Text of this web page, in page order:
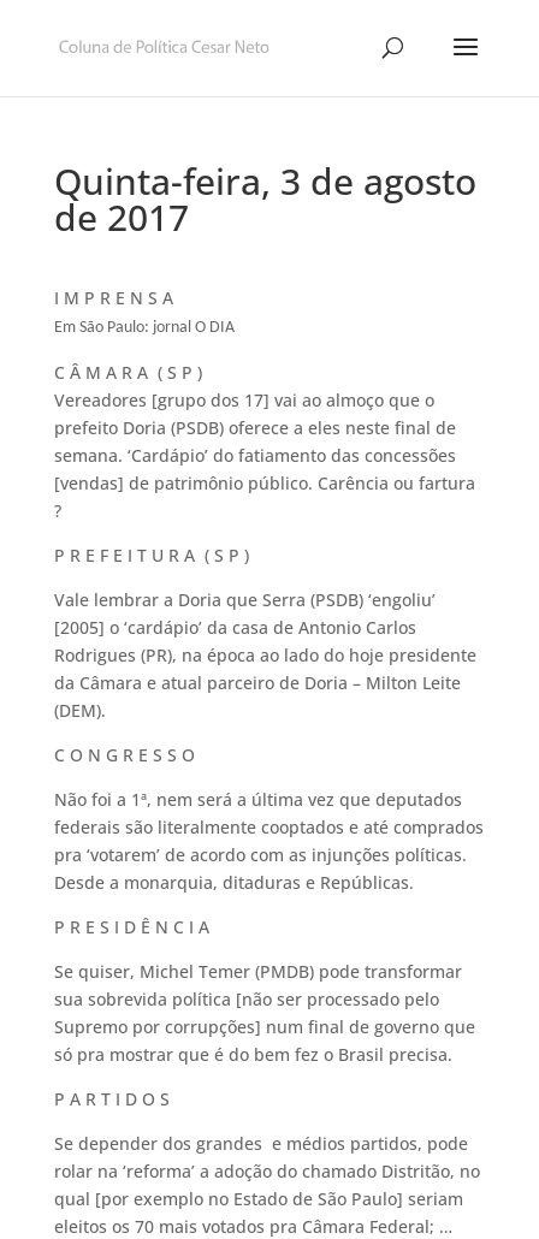
Quinta-feira, 3 de agosto
de 2017
I M P R E N S A
Em São Paulo: jornal O DIA
C Â M A R A ( S P )
Vereadores [grupo dos 17] vai ao almoço que o
prefeito Doria (PSDB) oferece a eles neste final de
semana. ‘Cardápio’ do fatiamento das concessões
[vendas] de patrimônio público. Carência ou fartura
?
P R E F E I T U R A ( S P )
Vale lembrar a Doria que Serra (PSDB) ‘engoliu’
[2005] o ‘cardápio’ da casa de Antonio Carlos
Rodrigues (PR), na época ao lado do hoje presidente
da Câmara e atual parceiro de Doria – Milton Leite
(DEM).
C O N G R E S S O
Não foi a 1ª, nem será a última vez que deputados
federais são literalmente cooptados e até comprados
pra ‘votarem’ de acordo com as injunções políticas.
Desde a monarquia, ditaduras e Repúblicas.
P R E S I D Ê N C I A
Se quiser, Michel Temer (PMDB) pode transformar
sua sobrevida política [não ser processado pelo
Supremo por corrupções] num final de governo que
só pra mostrar que é do bem fez o Brasil precisa.
P A R T I D O S
Se depender dos grandes e médios partidos, pode
rolar na ‘reforma’ a adoção do chamado Distritão, no
qual [por exemplo no Estado de São Paulo] seriam
eleitos os 70 mais votados pra Câmara Federal; …